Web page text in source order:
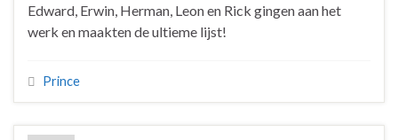
Edward, Erwin, Herman, Leon en Rick gingen aan het
werk en maakten de ultieme lijst!
Prince